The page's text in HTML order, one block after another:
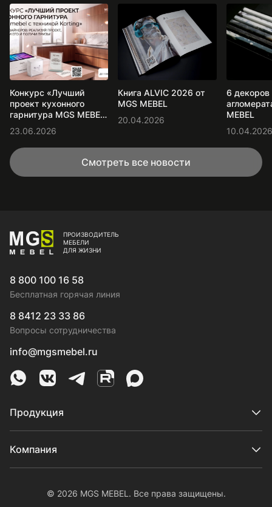
Конкурс «Лучший
проект кухонного
гарнитура MGS MEBEL
с техникой Korting»
23.06.2026
Книга ALVIC 2026 от
MGS MEBEL
20.04.2026
6 декоров
MEBEL
10.04.2026
Смотреть все новости
ПРОИЗВОДИТЕЛЬ
МЕБЕЛИ
ДЛЯ ЖИЗНИ
8 800 100 16 58
Бесплатная горячая линия
8 8412 23 33 86
Вопросы сотрудничества
info@mgsmebel.ru
MGS Mebel в Whatsapp
MGS Mebel в VK
MGS Mebel в Telegram
MGS Mebel на Rutube
MGS Mebel на MAX
Продукция
Компания
© 2026 MGS MEBEL. Все права защищены.